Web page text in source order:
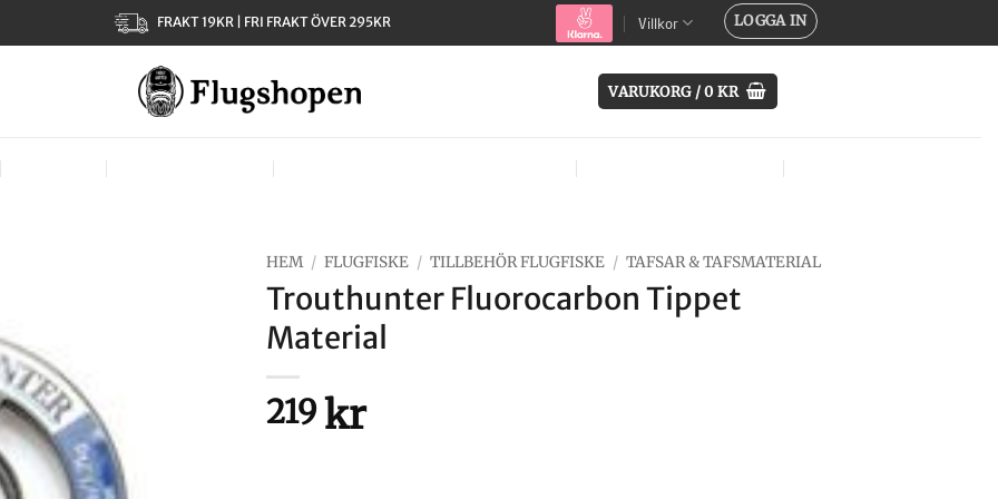
FRAKT 19KR | FRI FRAKT ÖVER 295KR Villkor LOGGA IN
VARUKORG /0KR
HEM / FLUGFISKE / TILLBEHÖR FLUGFISKE / TAFSAR & TAFSMATERIAL
Trouthunter Fluorocarbon Tippet
Material
219kr